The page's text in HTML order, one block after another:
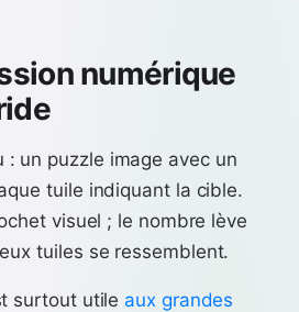
numérique
: un puzzle image avec un
tuile indiquant la cible.
visuel ; le nombre lève
tuiles se ressemblent.
surtout utile aux grandes